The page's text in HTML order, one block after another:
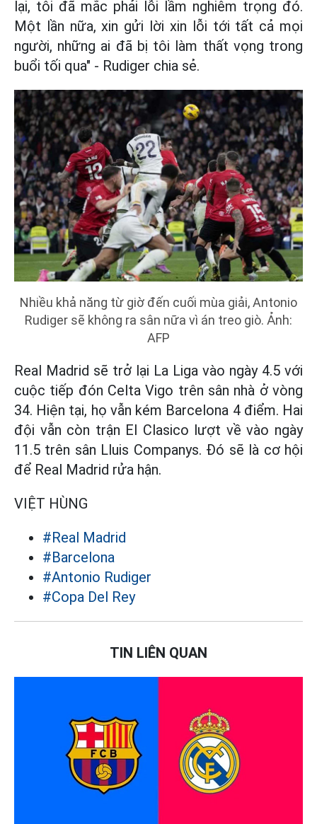
lại, tôi đã mắc phải lỗi lầm nghiêm trọng đó.
Một lần nữa, xin gửi lời xin lỗi tới tất cả mọi
người, những ai đã bị tôi làm thất vọng trong
buổi tối qua" - Rudiger chia sẻ.
Nhiều khả năng từ giờ đến cuối mùa giải, Antonio
Rudiger sẽ không ra sân nữa vì án treo giò. Ảnh:
AFP
Real Madrid sẽ trở lại La Liga vào ngày 4.5 với
cuộc tiếp đón Celta Vigo trên sân nhà ở vòng
34. Hiện tại, họ vẫn kém Barcelona 4 điểm. Hai
đội vẫn còn trận El Clasico lượt về vào ngày
11.5 trên sân Lluis Companys. Đó sẽ là cơ hội
để Real Madrid rửa hận.
VIỆT HÙNG
#Real Madrid
#Barcelona
#Antonio Rudiger
#Copa Del Rey
TIN LIÊN QUAN